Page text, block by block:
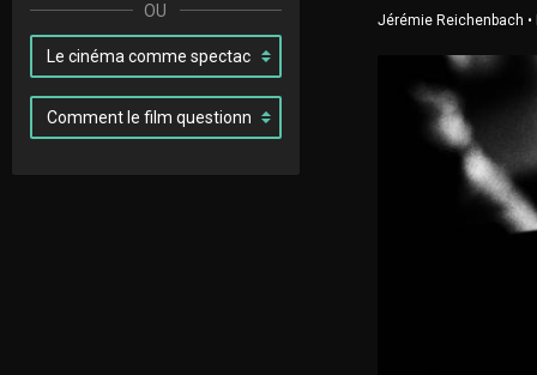
Jérémie Reichenbach •